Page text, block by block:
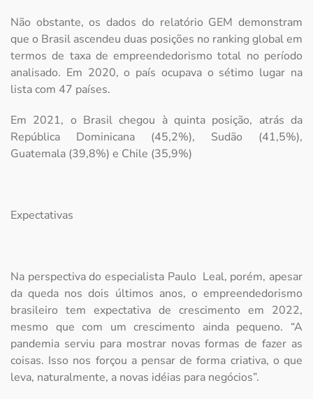
Não obstante, os dados do relatório GEM demonstram
que o Brasil ascendeu duas posições no ranking global em
termos de taxa de empreendedorismo total no período
analisado. Em 2020, o país ocupava o sétimo lugar na
lista com 47 países.
Em 2021, o Brasil chegou à quinta posição, atrás da
República Dominicana (45,2%), Sudão (41,5%),
Guatemala (39,8%) e Chile (35,9%)
Expectativas
Na perspectiva do especialista Paulo Leal, porém, apesar
da queda nos dois últimos anos, o empreendedorismo
brasileiro tem expectativa de crescimento em 2022,
mesmo que com um crescimento ainda pequeno. “A
pandemia serviu para mostrar novas formas de fazer as
coisas. Isso nos forçou a pensar de forma criativa, o que
leva, naturalmente, a novas idéias para negócios”.